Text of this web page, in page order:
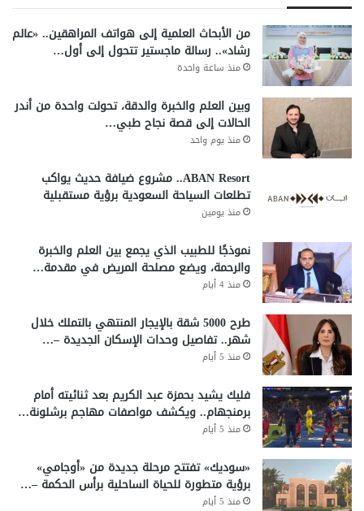
من الأبحاث العلمية إلى هواتف المراهقين.. «عالم
رشاد».. رسالة ماجستير تتحول إلى أول…
منذ ساعة واحدة
وبين العلم والخبرة والدقة، تحولت واحدة من أندر
الحالات إلى قصة نجاح طبي…
منذ يوم واحد
ABAN Resort.. مشروع ضيافة حديث يواكب
تطلعات السياحة السعودية برؤية مستقبلية
منذ يومين
نموذجًا للطبيب الذي يجمع بين العلم والخبرة
والرحمة، ويضع مصلحة المريض في مقدمة…
منذ 4 أيام
طرح 5000 شقة بالإيجار المنتهي بالتملك خلال
شهر.. تفاصيل وحدات الإسكان الجديدة –…
منذ 5 أيام
فليك يشيد بحمزة عبد الكريم بعد ثنائيته أمام
برمنجهام.. ويكشف مواصفات مهاجم برشلونة…
منذ 5 أيام
«سوديك» تفتتح مرحلة جديدة من «أوجامي»
برؤية متطورة للحياة الساحلية برأس الحكمة –…
منذ 5 أيام